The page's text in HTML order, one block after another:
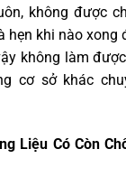
không được
hẹn khi nào xong
không làm
cơ sở khác
Liệu Có Còn